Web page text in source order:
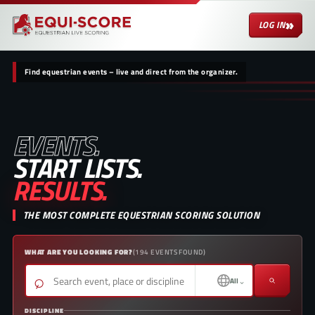
LOG IN»
Find equestrian events – live and direct from the organizer.
EVENTS.
START LISTS.
RESULTS.
THE MOST COMPLETE EQUESTRIAN SCORING SOLUTION
WHAT ARE YOU LOOKING FOR?(194 EVENTS FOUND)
⌕ All ⌄
DISCIPLINE